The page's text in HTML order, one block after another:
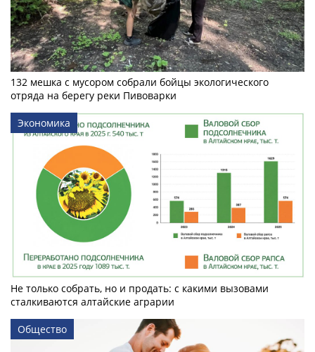
132 мешка с мусором собрали бойцы экологического
отряда на берегу реки Пивоварки
Экономика
Не только собрать, но и продать: с какими вызовами
сталкиваются алтайские аграрии
Общество